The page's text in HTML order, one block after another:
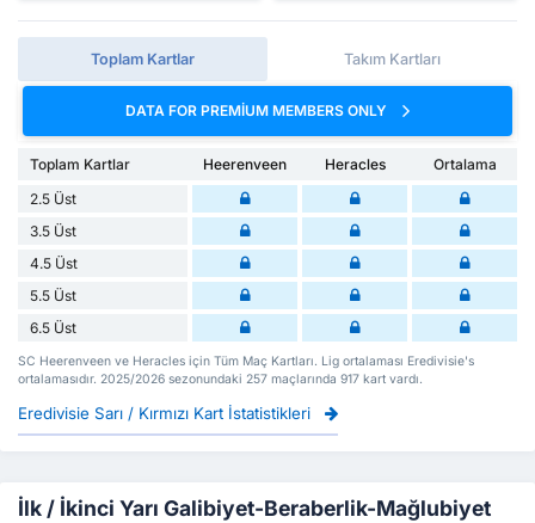
Toplam Kartlar Takım Kartları
DATA FOR PREMIUM MEMBERS ONLY
Toplam Kartlar Heerenveen Heracles
Ortalama
2.5 Üst
3.5 Üst
4.5 Üst
5.5 Üst
6.5 Üst
SC Heerenveen ve Heracles için Tüm Maç Kartları. Lig ortalaması Eredivisie's
ortalamasıdır. 2025/2026 sezonundaki 257 maçlarında 917 kart vardı.
Eredivisie Sarı / Kırmızı Kart İstatistikleri
İlk / İkinci Yarı Galibiyet-Beraberlik-Mağlubiyet